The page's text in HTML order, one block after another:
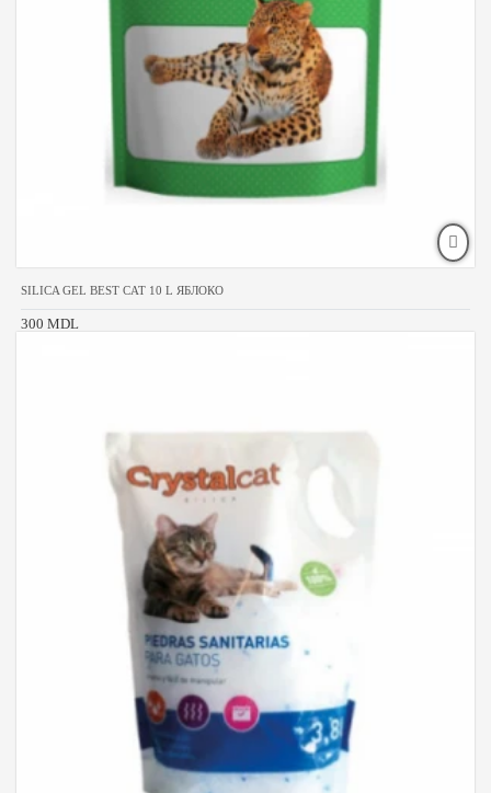
SILICA GEL BEST CAT 10 L ЯБЛОКО
300 MDL